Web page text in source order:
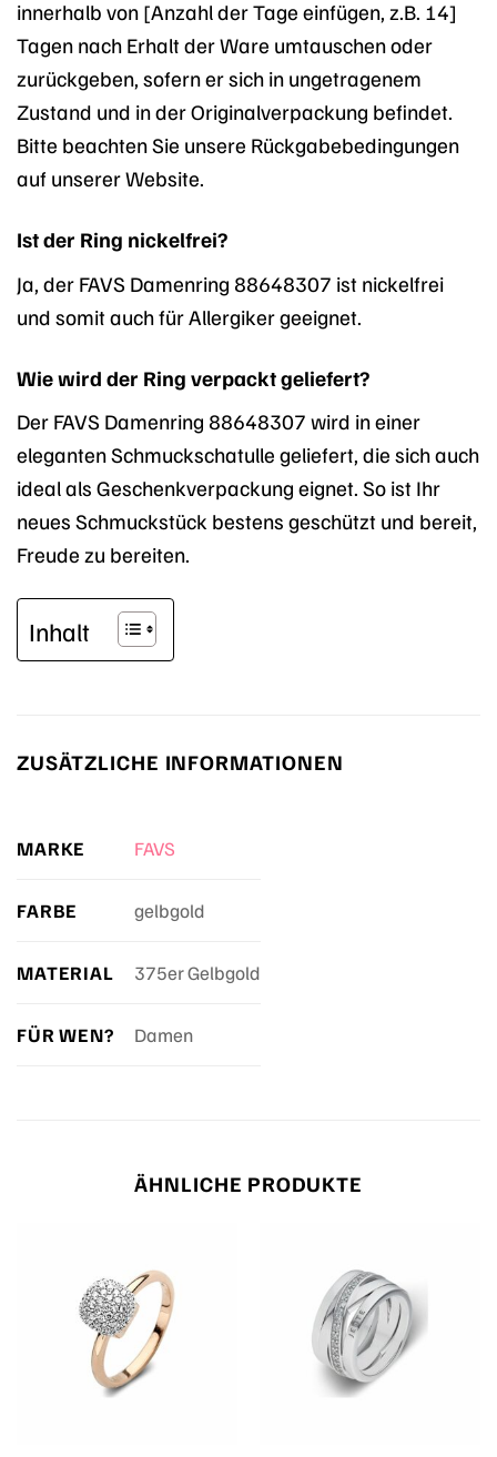
innerhalb von [Anzahl der Tage einfügen, z.B. 14]
Tagen nach Erhalt der Ware umtauschen oder
zurückgeben, sofern er sich in ungetragenem
Zustand und in der Originalverpackung befindet.
Bitte beachten Sie unsere Rückgabebedingungen
auf unserer Website.
Ist der Ring nickelfrei?
Ja, der FAVS Damenring 88648307 ist nickelfrei
und somit auch für Allergiker geeignet.
Wie wird der Ring verpackt geliefert?
Der FAVS Damenring 88648307 wird in einer
eleganten Schmuckschatulle geliefert, die sich auch
ideal als Geschenkverpackung eignet. So ist Ihr
neues Schmuckstück bestens geschützt und bereit,
Freude zu bereiten.
Inhalt
ZUSÄTZLICHE INFORMATIONEN
MARKE FAVS
FARBE gelbgold
MATERIAL 375er Gelbgold
FÜR WEN? Damen
ÄHNLICHE PRODUKTE